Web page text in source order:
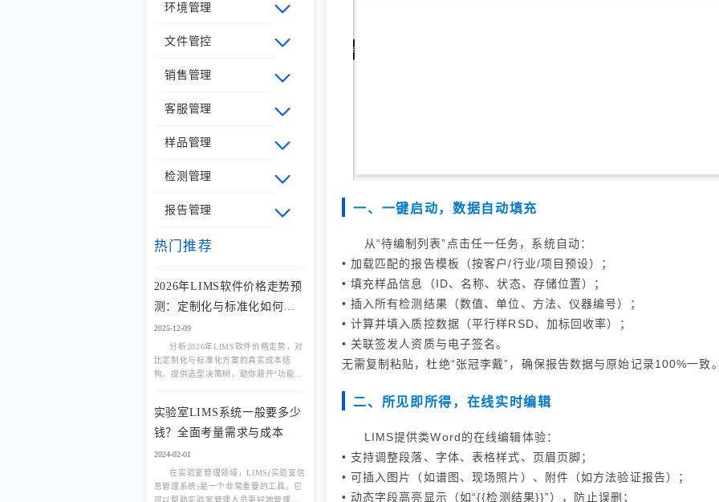
一、一键启动，数据自动填充
从“待编制列表”点击任一任务，系统自动：
• 加载匹配的报告模板（按客户/行业/项目预设）；
• 填充样品信息（ID、名称、状态、存储位置）；
• 插入所有检测结果（数值、单位、方法、仪器编号）；
• 计算并填入质控数据（平行样RSD、加标回收率）；
• 关联签发人资质与电子签名。
无需复制粘贴，杜绝“张冠李戴”，确保报告数据与原始记录100%一致
二、所见即所得，在线实时编辑
LIMS提供类Word的在线编辑体验：
• 支持调整段落、字体、表格样式、页眉页脚；
• 可插入图片（如谱图、现场照片）、附件（如方法验证报告）；
• 动态字段高亮显示（如“{{检测结果}}”），防止误删；
环境管理
文件管控
销售管理
客服管理
样品管理
检测管理
报告管理
热门推荐
2026年LIMS软件价格走势预
测：定制化与标准化如何选
择？
2025-12-09
分析2026年LIMS软件价格走势，对
比定制化与标准化方案的真实成本结
构。提供选型决策树，助你避开“功能过
实验室LIMS系统一般要多少
钱？全面考量需求与成本
2024-02-01
在实验室管理领域，LIMS(实验室信
息管理系统)是一个非常重要的工具。它
可以帮助实验室管理人员更好地管理实